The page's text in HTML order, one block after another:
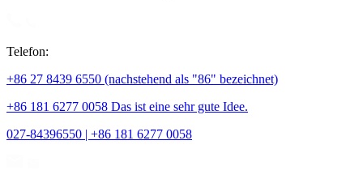
Telefon:
+86 27 8439 6550 (nachstehend als "86" bezeichnet)
+86 181 6277 0058 Das ist eine sehr gute Idee.
027-84396550 | +86 181 6277 0058